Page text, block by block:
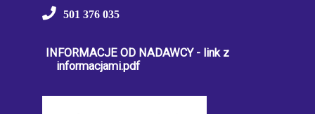
501 376 035
INFORMACJE OD NADAWCY - link z
informacjami.pdf